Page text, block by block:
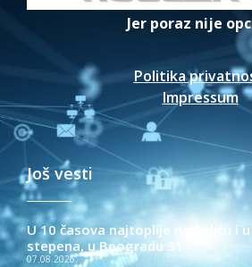
Jer poraz nije
Politika
Impressum
Još vesti
U 10 časova najtoplije na Paliću i
stepena, u Beogradu 31
07.08.2026.